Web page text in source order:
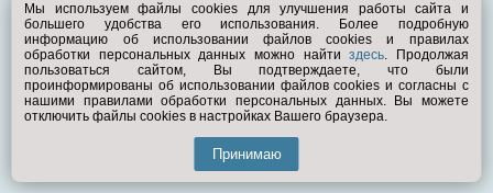
© Exist.ru 1998—2026
Мы используем файлы cookies для улучшения работы сайта и
большего удобства его использования. Более подробную
информацию об использовании файлов cookies и правилах
обработки персональных данных можно найтиздесь. Продолжая
пользоваться сайтом, Вы подтверждаете, что были
проинформированы об использовании файлов cookies и согласны с
нашими правилами обработки персональных данных. Вы можете
отключить файлы cookies в настройках Вашего браузера.
Принимаю